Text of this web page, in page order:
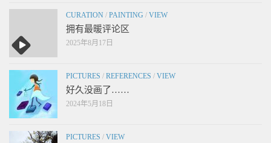
CURATION / PAINTING / VIEW
拥有最暖评论区
2025年8月17日
PICTURES / REFERENCES / VIEW
好久没画了……
2024年5月18日
PICTURES / VIEW